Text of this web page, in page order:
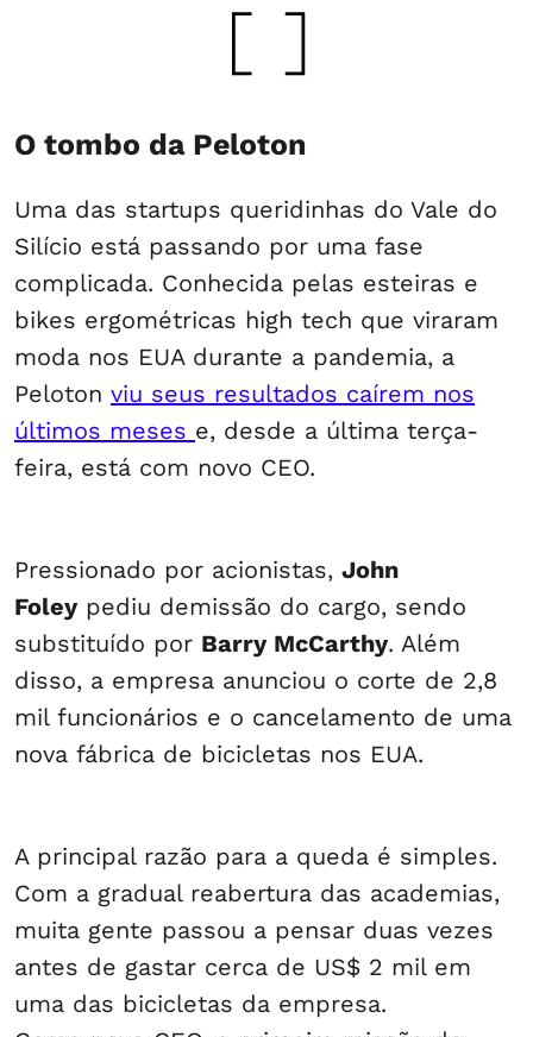
O tombo da Peloton
Uma das startups queridinhas do Vale do
Silício está passando por uma fase
complicada. Conhecida pelas esteiras e
bikes ergométricas high tech que viraram
moda nos EUA durante a pandemia, a
Peloton viu seus resultados caírem nos
últimos meses e, desde a última terça-
feira, está com novo CEO.
Pressionado por acionistas, John
Foleypediu demissão do cargo, sendo
substituído por Barry McCarthy. Além
disso, a empresa anunciou o corte de 2,8
mil funcionários e o cancelamento de uma
nova fábrica de bicicletas nos EUA.
A principal razão para a queda é simples.
Com a gradual reabertura das academias,
muita gente passou a pensar duas vezes
antes de gastar cerca de US$ 2 mil em
uma das bicicletas da empresa.